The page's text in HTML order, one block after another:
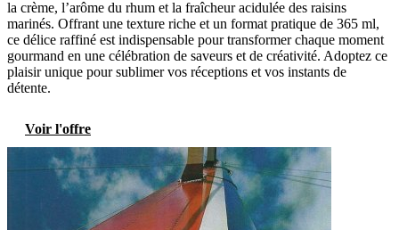
la crème, l’arôme du rhum et la fraîcheur acidulée des raisins
marinés. Offrant une texture riche et un format pratique de 365 ml,
ce délice raffiné est indispensable pour transformer chaque moment
gourmand en une célébration de saveurs et de créativité. Adoptez ce
plaisir unique pour sublimer vos réceptions et vos instants de
détente.
Voir l'offre